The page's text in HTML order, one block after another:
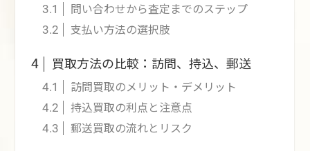
3.1 問い合わせから査定までのステップ
3.2 支払い方法の選択肢
4 買取方法の比較：訪問、持込、郵送
4.1 訪問買取のメリット・デメリット
4.2 持込買取の利点と注意点
4.3 郵送買取の流れとリスク